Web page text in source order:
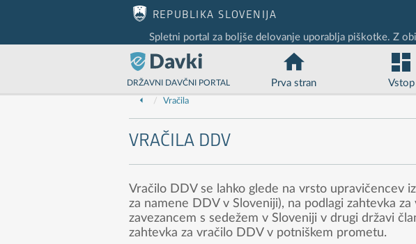
Nadaljuj na vsebino zaprtega portala
REPUBLIKA SLOVENIJA
Spletni portal za boljše delovanje uporablja piškotke. Z
DRŽAVNI DAVČNI PORTAL Prva stran Vstop
Vračila
VRAČILA DDV
Vračilo DDV se lahko glede na vrsto upravičencev
za namene DDV v Sloveniji), na podlagi zahtevka
zavezancem s sedežem v Sloveniji v drugi državi
zahtevka za vračilo DDV v potniškem prometu.